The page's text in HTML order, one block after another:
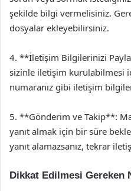
şekilde bilgi vermelisiniz.
dosyalar ekleyebilirsiniz.
4. **İletişim Bilgilerinizi
sizinle iletişim kurulabilmesi
numaranız gibi iletişim
5. **Gönderim ve Takip**:
yanıt almak için bir süre
yanıt alamazsanız, tekrar
Dikkat Edilmesi Gereken